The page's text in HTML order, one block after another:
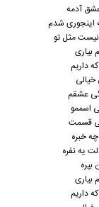
آدمه
اینجوری شدم
نیست مثل تو
داریم
عشقم
اسممو
قسمت
خبره
یه نفره
داریم